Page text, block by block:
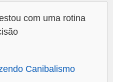
com uma rotina
Canibalismo